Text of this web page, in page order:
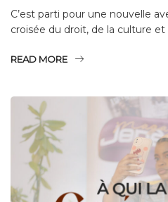
C’est parti pour une nouvelle
croisée du droit, de la culture et
READ MORE